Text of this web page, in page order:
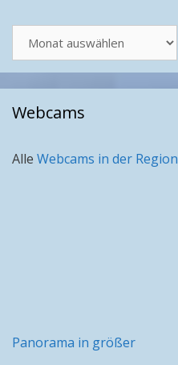
nach
Monat
Webcams
Alle Webcams in der Region
Panorama in größer